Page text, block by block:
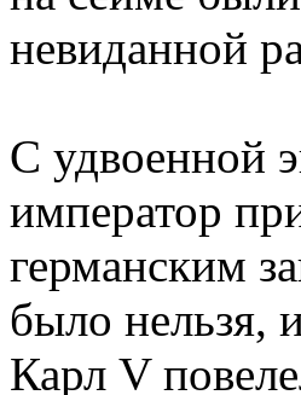
невиданной
С удвоенной
император
германским
было нельзя,
Карл V